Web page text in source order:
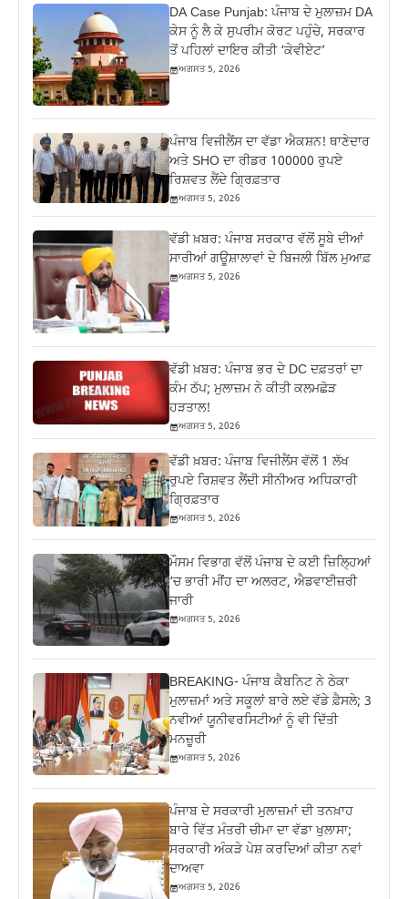
DA Case Punjab: ਪੰਜਾਬ ਦੇ ਮੁਲਾਜ਼ਮ DA
ਕੇਸ ਨੂੰ ਲੈ ਕੇ ਸੁਪਰੀਮ ਕੋਰਟ ਪਹੁੰਚੇ, ਸਰਕਾਰ
ਤੋਂ ਪਹਿਲਾਂ ਦਾਇਰ ਕੀਤੀ ‘ਕੇਵੀਏਟ’
ਅਗਸਤ 5, 2026
ਪੰਜਾਬ ਵਿਜੀਲੈਂਸ ਦਾ ਵੱਡਾ ਐਕਸ਼ਨ! ਥਾਣੇਦਾਰ
ਅਤੇ SHO ਦਾ ਰੀਡਰ 100000 ਰੁਪਏ
ਰਿਸ਼ਵਤ ਲੈਂਦੇ ਗ੍ਰਿਫ਼ਤਾਰ
ਅਗਸਤ 5, 2026
ਵੱਡੀ ਖ਼ਬਰ: ਪੰਜਾਬ ਸਰਕਾਰ ਵੱਲੋਂ ਸੂਬੇ ਦੀਆਂ
ਸਾਰੀਆਂ ਗਊਸ਼ਾਲਾਵਾਂ ਦੇ ਬਿਜਲੀ ਬਿੱਲ ਮੁਆਫ਼
ਅਗਸਤ 5, 2026
ਵੱਡੀ ਖ਼ਬਰ: ਪੰਜਾਬ ਭਰ ਦੇ DC ਦਫ਼ਤਰਾਂ ਦਾ
ਕੰਮ ਠੱਪ; ਮੁਲਾਜ਼ਮ ਨੇ ਕੀਤੀ ਕਲਮਛੋੜ
ਹੜਤਾਲ!
ਅਗਸਤ 5, 2026
ਵੱਡੀ ਖ਼ਬਰ: ਪੰਜਾਬ ਵਿਜੀਲੈਂਸ ਵੱਲੋਂ 1 ਲੱਖ
ਰੁਪਏ ਰਿਸ਼ਵਤ ਲੈਂਦੀ ਸੀਨੀਅਰ ਅਧਿਕਾਰੀ
ਗ੍ਰਿਫ਼ਤਾਰ
ਅਗਸਤ 5, 2026
ਮੌਸਮ ਵਿਭਾਗ ਵੱਲੋਂ ਪੰਜਾਬ ਦੇ ਕਈ ਜ਼‍ਿਲ੍ਹਿਆਂ
‘ਚ ਭਾਰੀ ਮੀਂਹ ਦਾ ਅਲਰਟ, ਐਡਵਾਈਜ਼ਰੀ
ਜਾਰੀ
ਅਗਸਤ 5, 2026
BREAKING- ਪੰਜਾਬ ਕੈਬਨਿਟ ਨੇ ਠੇਕਾ
ਮੁਲਾਜ਼ਮਾਂ ਅਤੇ ਸਕੂਲਾਂ ਬਾਰੇ ਲਏ ਵੱਡੇ ਫ਼ੈਸਲੇ; 3
ਨਵੀਆਂ ਯੂਨੀਵਰਸਿਟੀਆਂ ਨੂੰ ਵੀ ਦਿੱਤੀ
ਮਨਜ਼ੂਰੀ
ਅਗਸਤ 5, 2026
ਪੰਜਾਬ ਦੇ ਸਰਕਾਰੀ ਮੁਲਾਜ਼ਮਾਂ ਦੀ ਤਨਖ਼ਾਹ
ਬਾਰੇ ਵਿੱਤ ਮੰਤਰੀ ਚੀਮਾ ਦਾ ਵੱਡਾ ਖੁਲਾਸਾ;
ਸਰਕਾਰੀ ਅੰਕੜੇ ਪੇਸ਼ ਕਰਦਿਆਂ ਕੀਤਾ ਨਵਾਂ
ਦਾਅਵਾ
ਅਗਸਤ 5, 2026